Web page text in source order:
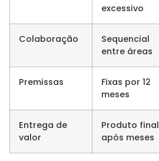
excessivo
Colaboração
Sequencial
entre áreas
Premissas
Fixas por 12
meses
Entrega de
valor
Produto final
após meses